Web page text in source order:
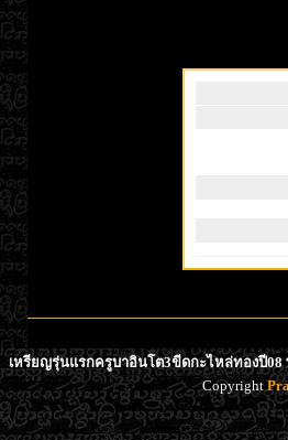
เหรียญรุ่นแรกครูบาอินโต3ขีดกะไหล่ทองปี
Copyright